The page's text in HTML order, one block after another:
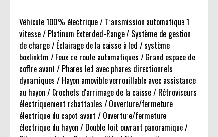
Véhicule 100% électrique / Transmission automatique 1
vitesse / Platinum Extended-Range / Système de gestion
de charge / Éclairage de la caisse à led / système
boxlinktm / Feux de route automatiques / Grand espace de
coffre avant / Phares led avec phares directionnels
dynamiques / Hayon amovible verrouillable avec assistance
au hayon / Crochets d'arrimage de la caisse / Rétroviseurs
électriquement rabattables / Ouverture/fermeture
électrique du capot avant / Ouverture/fermeture
électrique du hayon / Double toit ouvrant panoramique /